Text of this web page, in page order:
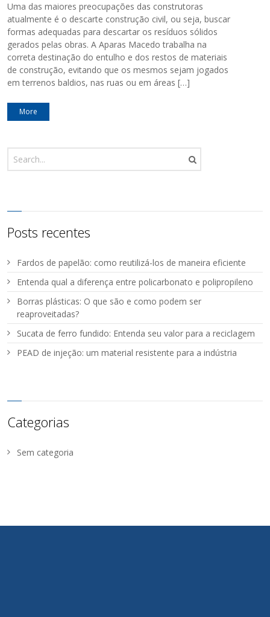
Uma das maiores preocupações das construtoras
atualmente é o descarte construção civil, ou seja, buscar
formas adequadas para descartar os resíduos sólidos
gerados pelas obras. A Aparas Macedo trabalha na
correta destinação do entulho e dos restos de materiais
de construção, evitando que os mesmos sejam jogados
em terrenos baldios, nas ruas ou em áreas […]
More
Posts recentes
Fardos de papelão: como reutilizá-los de maneira eficiente
Entenda qual a diferença entre policarbonato e polipropileno
Borras plásticas: O que são e como podem ser
reaproveitadas?
Sucata de ferro fundido: Entenda seu valor para a reciclagem
PEAD de injeção: um material resistente para a indústria
Categorias
Sem categoria